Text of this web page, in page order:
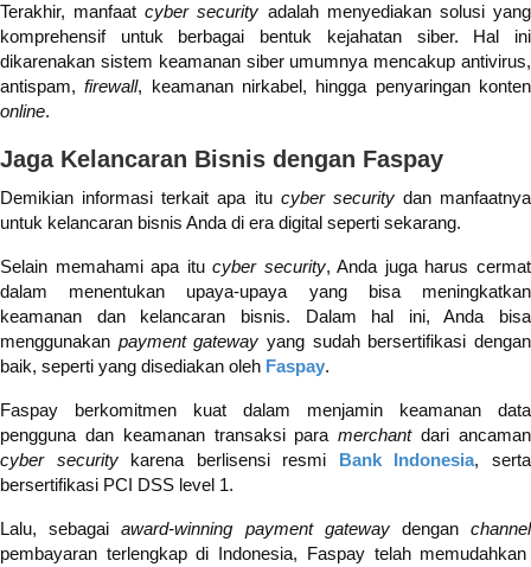
Terakhir, manfaatcyber security adalah menyediakan solusi yang
komprehensif untuk berbagai bentuk kejahatan siber. Hal ini
dikarenakan sistem keamanan siber umumnya mencakup antivirus,
antispam,firewall, keamanan nirkabel, hingga penyaringan konten
online.
Jaga Kelancaran Bisnis dengan Faspay
Demikian informasi terkait apa itu cyber securitydan manfaatnya
untuk kelancaran bisnis Anda di era digital seperti sekarang.
Selain memahami apa itucyber security, Anda juga harus cermat
dalam menentukan upaya-upaya yang bisa meningkatkan
keamanan dan kelancaran bisnis. Dalam hal ini, Anda bisa
menggunakan payment gatewayyang sudah bersertifikasi dengan
baik, seperti yang disediakan oleh Faspay.
Faspay berkomitmen kuat dalam menjamin keamanan data
pengguna dan keamanan transaksi paramerchantdari ancaman
cyber security karena berlisensi resmi Bank Indonesia, serta
bersertifikasi PCI DSS level 1.
Lalu, sebagaiaward-winning payment gatewaydenganchannel
pembayaran terlengkap di Indonesia, Faspay telah memudahkan